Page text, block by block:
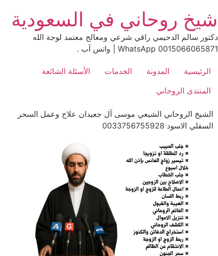
to
content
شيخ روحاني في السعودية
دكتور سالم الدحيمي راقي شرعي ومعالج معتمد لوجة الله
0015066065871 WhatsApp | واتس آب .
الرئيسية المدونة الخدمات
الأسئلة الشائعة
المنتدى الروحاني
الشيخ الروحاني الشيعي موسى آل جعيدان علاج وعمل السحر
السفلي الاسود 0033756755928